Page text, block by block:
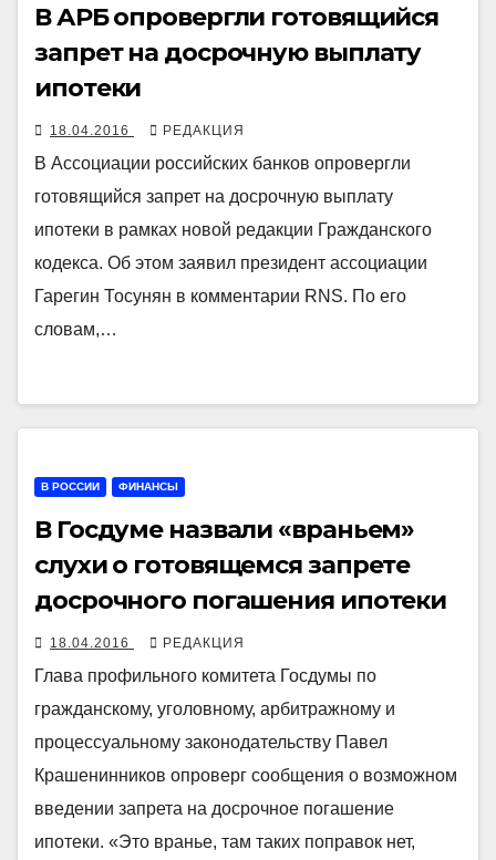
В АРБ опровергли готовящийся
запрет на досрочную выплату
ипотеки
18.04.2016 РЕДАКЦИЯ
В Ассоциации российских банков опровергли
готовящийся запрет на досрочную выплату
ипотеки в рамках новой редакции Гражданского
кодекса. Об этом заявил президент ассоциации
Гарегин Тосунян в комментарии RNS. По его
словам,…
В РОССИИ ФИНАНСЫ
В Госдуме назвали «враньем»
слухи о готовящемся запрете
досрочного погашения ипотеки
18.04.2016 РЕДАКЦИЯ
Глава профильного комитета Госдумы по
гражданскому, уголовному, арбитражному и
процессуальному законодательству Павел
Крашенинников опроверг сообщения о возможном
введении запрета на досрочное погашение
ипотеки. «Это вранье, там таких поправок нет,